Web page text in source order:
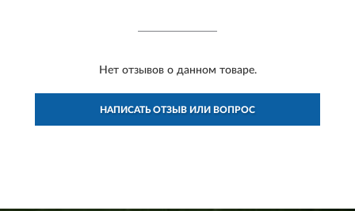
Нет отзывов о данном товаре.
НАПИСАТЬ ОТЗЫВ ИЛИ ВОПРОС